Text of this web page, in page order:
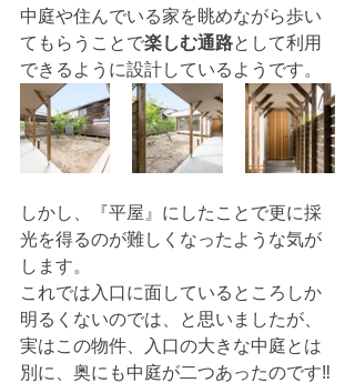
中庭や住んでいる家を眺めながら歩い
てもらうことで楽しむ通路として利用
できるように設計しているようです。
しかし、『平屋』にしたことで更に採
光を得るのが難しくなったような気が
します。
これでは入口に面しているところしか
明るくないのでは、と思いましたが、
実はこの物件、入口の大きな中庭とは
別に、奥にも中庭が二つあったのです‼